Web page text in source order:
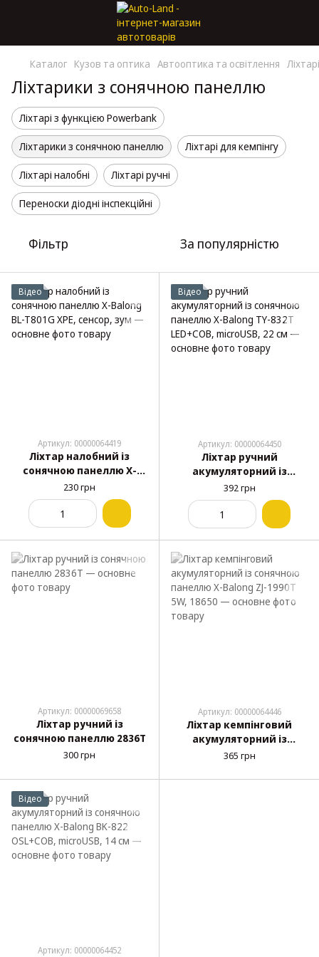
Каталог Кузов та оптика Автооптика та освітлення
Ліхтарики з сонячною панеллю
Ліхтарі з функцією Powerbank
Ліхтарики з сонячною панеллю Ліхтарі для кемпінгу
Ліхтарі налобні Ліхтарі ручні
Переноски діодні інспекційні
Фільтр За популярністю
Відео
Артикул: 00000064419
Ліхтар налобний із
сонячною панеллю X-
Balong BL-T801G XPE,
сенсор, зум
230 грн
Відео
Артикул: 00000064450
Ліхтар ручний
акумуляторний із
сонячною панеллю X-
Balong TY-832T LED+COB,
microUSB, 22 см
392 грн
Артикул: 00000069658
Ліхтар ручний із
сонячною панеллю 2836T
300 грн
Артикул: 00000064446
Ліхтар кемпінговий
акумуляторний із
сонячною панеллю X-
365 грн
Відео
Артикул: 00000064452